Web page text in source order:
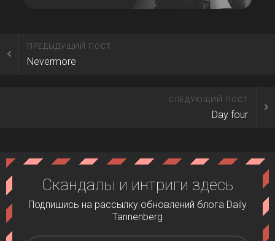
ПРЕДЫДУЩИЙ ПОСТ
Nevermore
СЛЕДУЮЩИЙ ПОСТ
Day four
Скандалы и интриги здесь
Подпишись на рассылку обновлений блога Daily
Tannenberg